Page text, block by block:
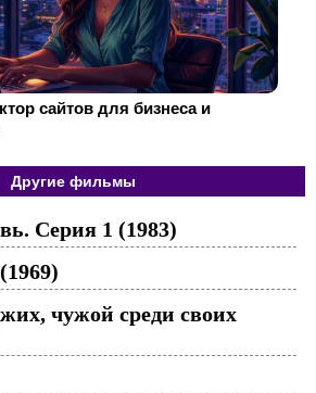
сайтов для бизнеса и
Другие фильмы
Серия 1 (1983)
чужой среди своих